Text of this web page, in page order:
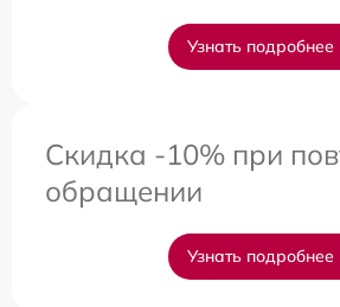
Узнать подробнее
Скидка -10% при
обращении
Узнать подробнее